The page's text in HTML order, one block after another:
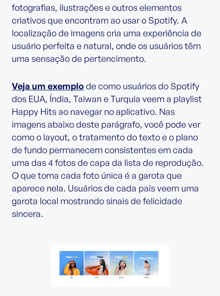
fotografias, ilustrações e outros elementos
criativos que encontram ao usar o Spotify. A
localização de imagens cria uma experiência de
usuário perfeita e natural, onde os usuários têm
uma sensação de pertencimento.
Veja um exemplode como usuários do Spotify
dos EUA, Índia, Taiwan e Turquia veem a playlist
Happy Hits ao navegar no aplicativo. Nas
imagens abaixo deste parágrafo, você pode ver
como o layout, o tratamento do texto e o plano
de fundo permanecem consistentes em cada
uma das 4 fotos de capa da lista de reprodução.
O que torna cada foto única é a garota que
aparece nela. Usuários de cada país veem uma
garota local mostrando sinais de felicidade
sincera.